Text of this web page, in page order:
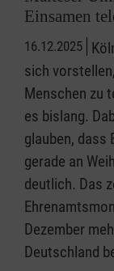
Einsamen
16.12.2025
sich
Menschen zu
es bislang.
glauben, dass
gerade an
deutlich. Das
Dezember
Deutschland